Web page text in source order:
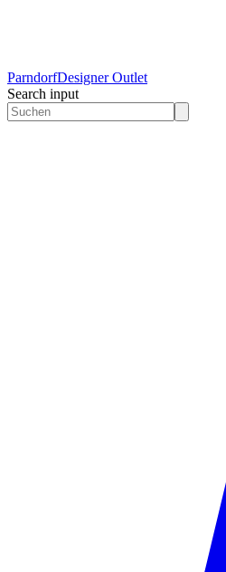
ParndorfDesigner Outlet
Search input